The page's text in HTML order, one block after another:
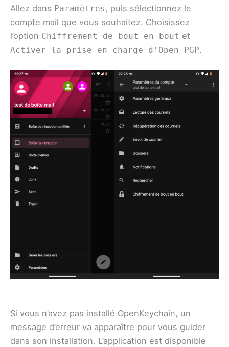
Allez dans Paramètres , puis sélectionnez le
compte mail que vous souhaitez. Choisissez
l’option Chiffrement de bout en bout et
Activer la prise en charge d'Open PGP.
Si vous n’avez pas installé OpenKeychain, un
message d’erreur va apparaître pour vous guider
dans son installation. L’application est disponible